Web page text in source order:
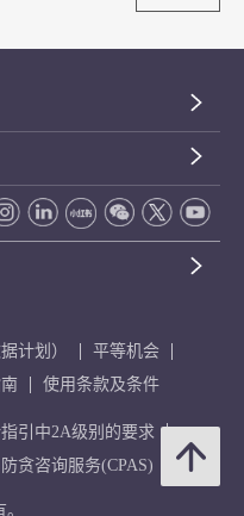
计划）
平等机会
使用条款及条件
引中2A级别的要求
防贪咨询服务(CPAS)